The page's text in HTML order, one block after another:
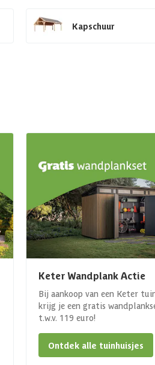
Kapschuur
Keter Wandplank Actie
Bij aankoop van een Keter
krijg je een gratis
t.w.v. 119 euro!
Ontdek alle tuinhuisjes